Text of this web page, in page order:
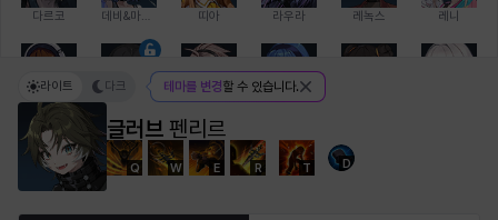
다르코 띠아 라우라 레녹스 레니
레온 루크 르노어
글러브 펜리르
Q W E R T D
라이트 다크 테마를 변경할 수 있습니다.